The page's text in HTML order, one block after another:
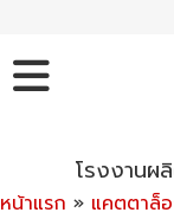
โรงงาน
หน้าแรก » แคตตาล็